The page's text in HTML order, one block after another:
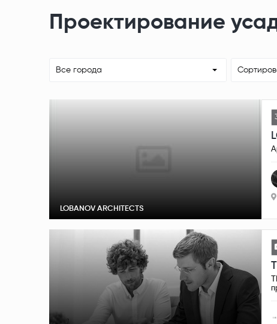
Проектирование
Все города
LOBANOV ARCHITECTS